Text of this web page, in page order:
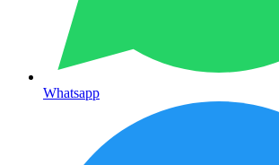
Whatsapp